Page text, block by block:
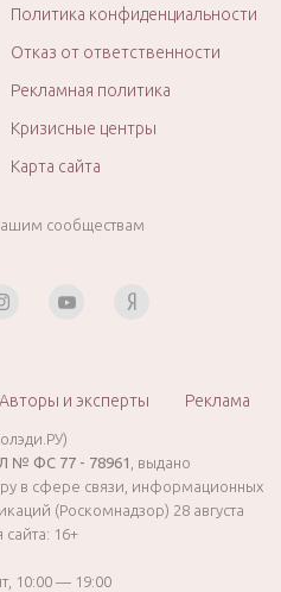
Политика конфиденциальности
Отказ от ответственности
Рекламная политика
Кризисные центры
Карта сайта
сообществам
Авторы и эксперты Реклама
№ ФС 77 - 78961
, выдано
в сфере связи, информационных
(Роскомнадзор) 28 августа
сайта: 16+
10:00 — 19:00